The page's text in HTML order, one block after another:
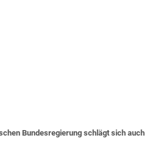
Bundesregierung schlägt sich auch